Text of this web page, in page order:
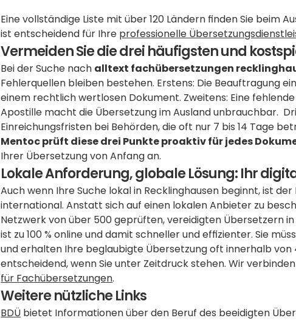
Eine vollständige Liste mit über 120 Ländern finden Sie beim
ist entscheidend für Ihre professionelle
Vermeiden Sie die drei häufigsten und
Bei der Suche nach alltext fachübersetzungen
Fehlerquellen bleiben bestehen. Erstens: Die Beauftragung
einem rechtlich wertlosen Dokument. Zweitens: Eine
Apostille macht die Übersetzung im Ausland unbrauchbar.
Mentoc prüft diese drei Punkte proaktiv für jedes
Ihrer Übersetzung von Anfang an.
Lokale Anforderung, globale Lösung: Ihr
Auch wenn Ihre Suche lokal in Recklinghausen beginnt, ist
international. Anstatt sich auf einen lokalen Anbieter zu
Netzwerk von über 500 geprüften, vereidigten Übersetzern
ist zu 100 % online und damit schneller und effizienter. Sie
und erhalten Ihre beglaubigte Übersetzung oft innerhalb von
entscheidend, wenn Sie unter Zeitdruck stehen. Wir
für Fachübersetzungen.
Weitere nützliche Links
BDÜ bietet Informationen über den Beruf des beeidigten